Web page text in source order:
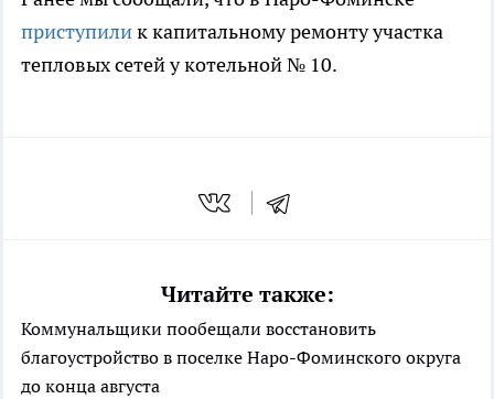
приступилик капитальному ремонту участка
тепловых сетей у котельной № 10.
Читайте также:
Коммунальщики пообещали восстановить
благоустройство в поселке Наро-Фоминского округа
до конца августа